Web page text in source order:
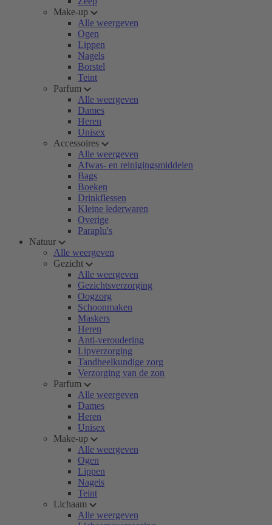
Make-up
Alle weergeven
Ogen
Lippen
Nagels
Borstel
Teint
Parfum
Alle weergeven
Dames
Heren
Unisex
Accessoires
Alle weergeven
Afwas- en reinigingsmiddelen
Bags
Boeken
Drinkflessen
Kleine lederwaren
Overige
Paraplu's
Natuur
Alle weergeven
Gezicht
Alle weergeven
Gezichtsverzorging
Oogzorg
Schoonmaken
Maskers
Heren
Anti-veroudering
Lipverzorging
Tandheelkundige zorg
Verzorging van de zon
Parfum
Alle weergeven
Dames
Heren
Unisex
Make-up
Alle weergeven
Ogen
Lippen
Nagels
Teint
Lichaam
Alle weergeven